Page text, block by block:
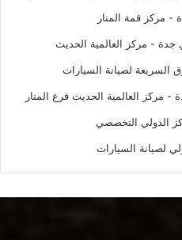
- مركز قمة المنار
جدة - مركز العالمية الحديث
السريعة لصيانة السيارات
- مركز العالمية الحديث فرع المنار
الدولي التخصصي
لصيانة السيارات